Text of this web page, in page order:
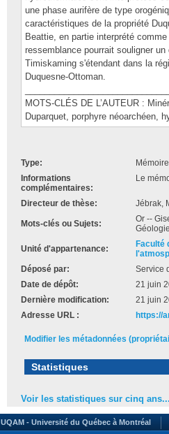
une phase aurifère de type
caractéristiques de la propriété
Beattie, en partie interprété
ressemblance pourrait souligner
Timiskaming s'étendant dans la
Duquesne-Ottoman.
MOTS-CLÉS DE L’AUTEUR :
Duparquet, porphyre néoarchéen,
Type:
Informations
complémentaires:
Le
Directeur de thèse: Jébrak,
Mots-clés ou Sujets:
Or --
Unité d'appartenance:
Faculté
Déposé par:
Service
Date de dépôt:
21 juin
Dernière modification:
21 juin
Adresse URL :
https://
Modifier les métadonnées
Statistiques
Voir les statistiques sur cinq ans...
UQAM - Université du Québec à Montréal